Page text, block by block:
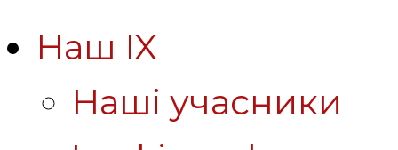
Наш IX
Наші учасники